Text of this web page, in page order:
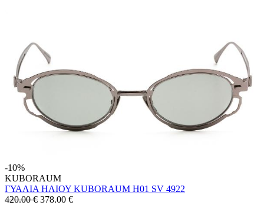
-10%
KUBORAUM
ΓΥΑΛΙΑ ΗΛΙΟΥ KUBORAUM H01 SV 4922
420.00 € 378.00 €